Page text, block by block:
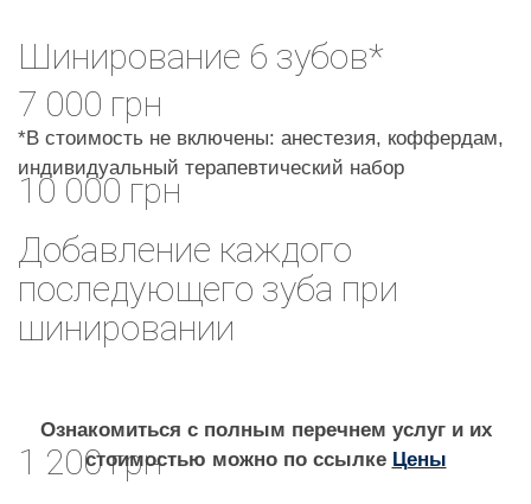
7 000 грн
Шинирование 6 зубов*
10 000 грн
*В стоимость не включены: анестезия, коффердам,
индивидуальный терапевтический набор
Добавление каждого
последующего зуба при
шинировании
1 200 грн
Ознакомиться с полным перечнем услуг и их
стоимостью можно по ссылке Цены